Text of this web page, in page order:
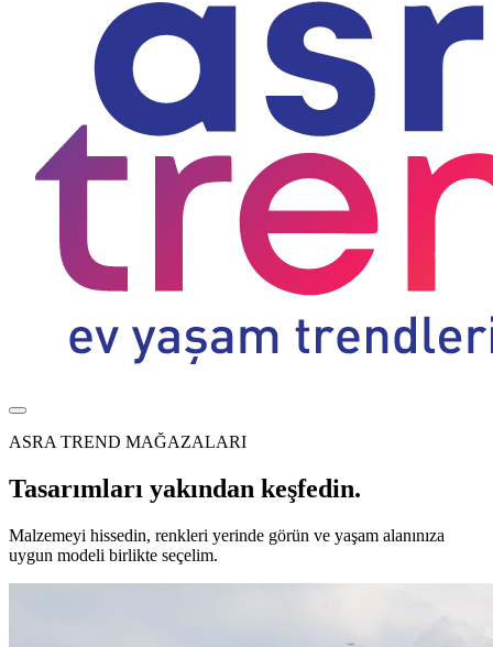
ASRA TREND MAĞAZALARI
Tasarımları yakından keşfedin.
Malzemeyi hissedin, renkleri yerinde görün ve yaşam alanınıza
uygun modeli birlikte seçelim.